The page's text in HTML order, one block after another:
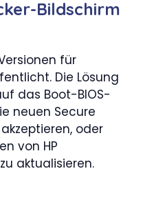
Bildschirm
für
Die Lösung
das Boot-BIOS-
neuen Secure
oder
von HP
aktualisieren.